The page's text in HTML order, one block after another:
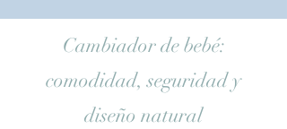
Cambiador de bebé:
comodidad, seguridad y
diseño natural